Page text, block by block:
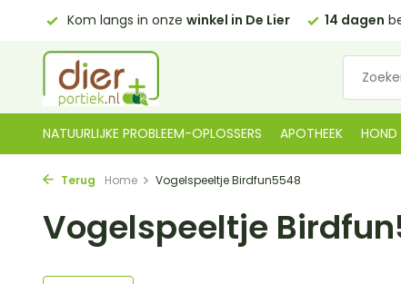
Kom langs in onze winkel in De Lier 14 dagen
NATUURLIJKE PROBLEEM-OPLOSSERS APOTHEEK HOND
Terug Home Vogelspeeltje Birdfun5548
Vogelspeeltje